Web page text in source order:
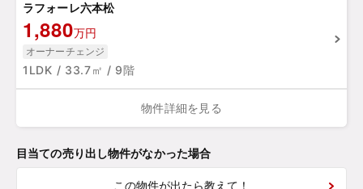
ラフォーレ六本松
1,880万円
オーナーチェンジ
1LDK / 33.7㎡ / 9階
物件詳細を見る
目当ての売り出し物件がなかった場合
この物件が出たら教えて！